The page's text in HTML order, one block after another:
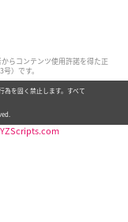
らコンテンツ使用許諾を得た正
）です。
為を固く禁止します。すべて